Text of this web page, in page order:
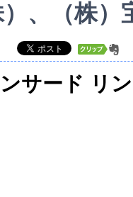
）、（株
サード リ